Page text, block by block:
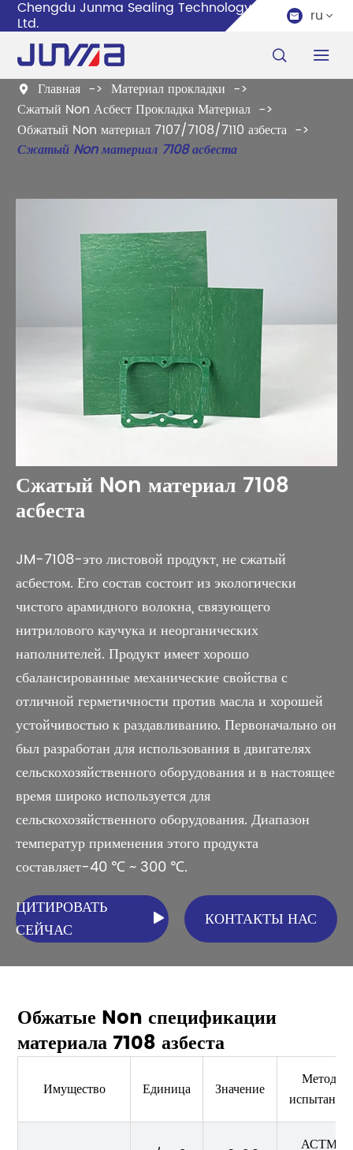
Chengdu Junma Sealing Technology Co.,
Ltd.  ru 
 
 Главная
Материал прокладки
Сжатый Non Асбест Прокладка Материал
Обжатый Non материал 7107/7108/7110 азбеста
Сжатый Non материал 7108 асбеста
Сжатый Non материал 7108
асбеста
JM-7108-это листовой продукт, не сжатый
асбестом. Его состав состоит из экологически
чистого арамидного волокна, связующего
нитрилового каучука и неорганических
наполнителей. Продукт имеет хорошо
сбалансированные механические свойства с
отличной герметичности против масла и хорошей
устойчивостью к раздавливанию. Первоначально он
был разработан для использования в двигателях
сельскохозяйственного оборудования и в настоящее
время широко используется для
сельскохозяйственного оборудования. Диапазон
температур применения этого продукта
составляет-40 ℃ ~ 300 ℃.
ЦИТИРОВАТЬ
СЕЙЧАС
 КОНТАКТЫ НАС
Обжатые Non спецификации
материала 7108 азбеста
Имущество Единица Значение
Метод
испытания
АСТМ